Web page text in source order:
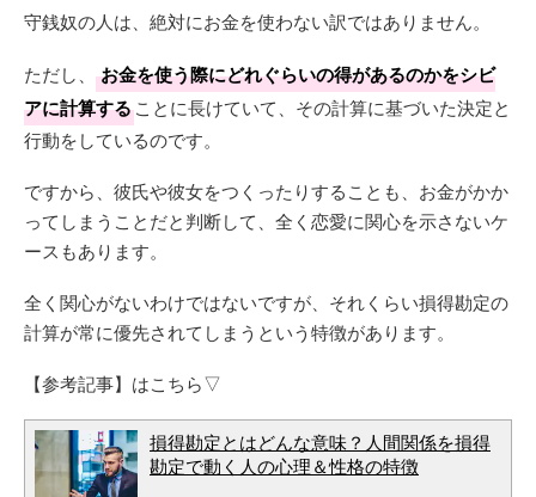
守銭奴の人は、絶対にお金を使わない訳ではありません。
ただし、
お金を使う際にどれぐらいの得があるのかをシビ
アに計算することに長けていて、その計算に基づいた決定と
行動をしているのです。
ですから、彼氏や彼女をつくったりすることも、お金がかか
ってしまうことだと判断して、全く恋愛に関心を示さないケ
ースもあります。
全く関心がないわけではないですが、それくらい損得勘定の
計算が常に優先されてしまうという特徴があります。
【参考記事】はこちら▽
損得勘定とはどんな意味？人間関係を損得
勘定で動く人の心理＆性格の特徴